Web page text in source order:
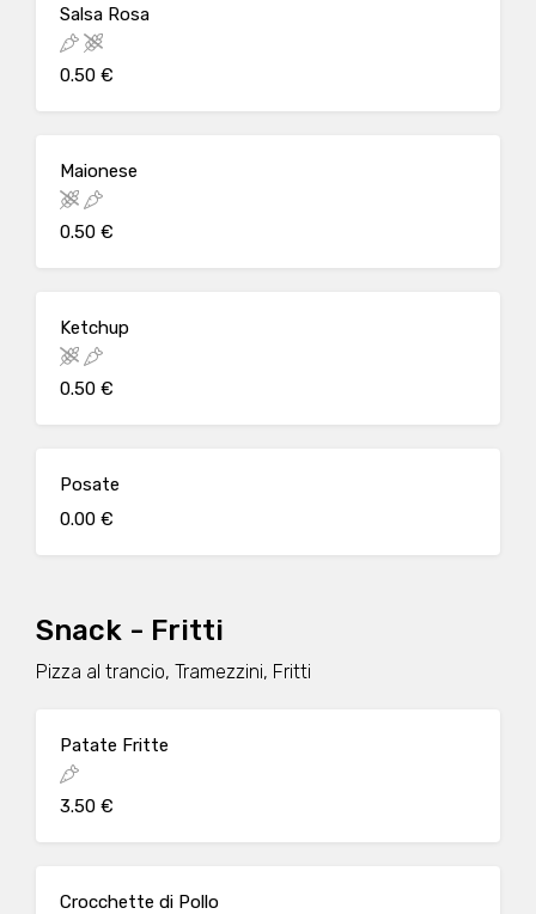
Salsa Rosa
0.50 €
Maionese
0.50 €
Ketchup
0.50 €
Posate
0.00 €
Snack - Fritti
Pizza al trancio, Tramezzini, Fritti
Patate Fritte
3.50 €
Crocchette di Pollo